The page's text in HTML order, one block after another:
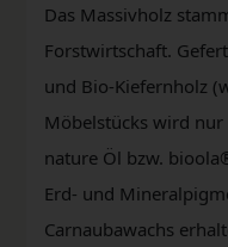
Das Massivholz
Forstwirtschaft.
und Bio-Kiefernholz
Möbelstücks wird
nature Öl bzw.
Erd- und
Carnaubawachs